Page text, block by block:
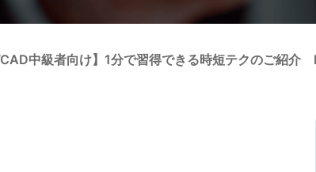
中級者向け】1分で習得できる時短テクのご紹介